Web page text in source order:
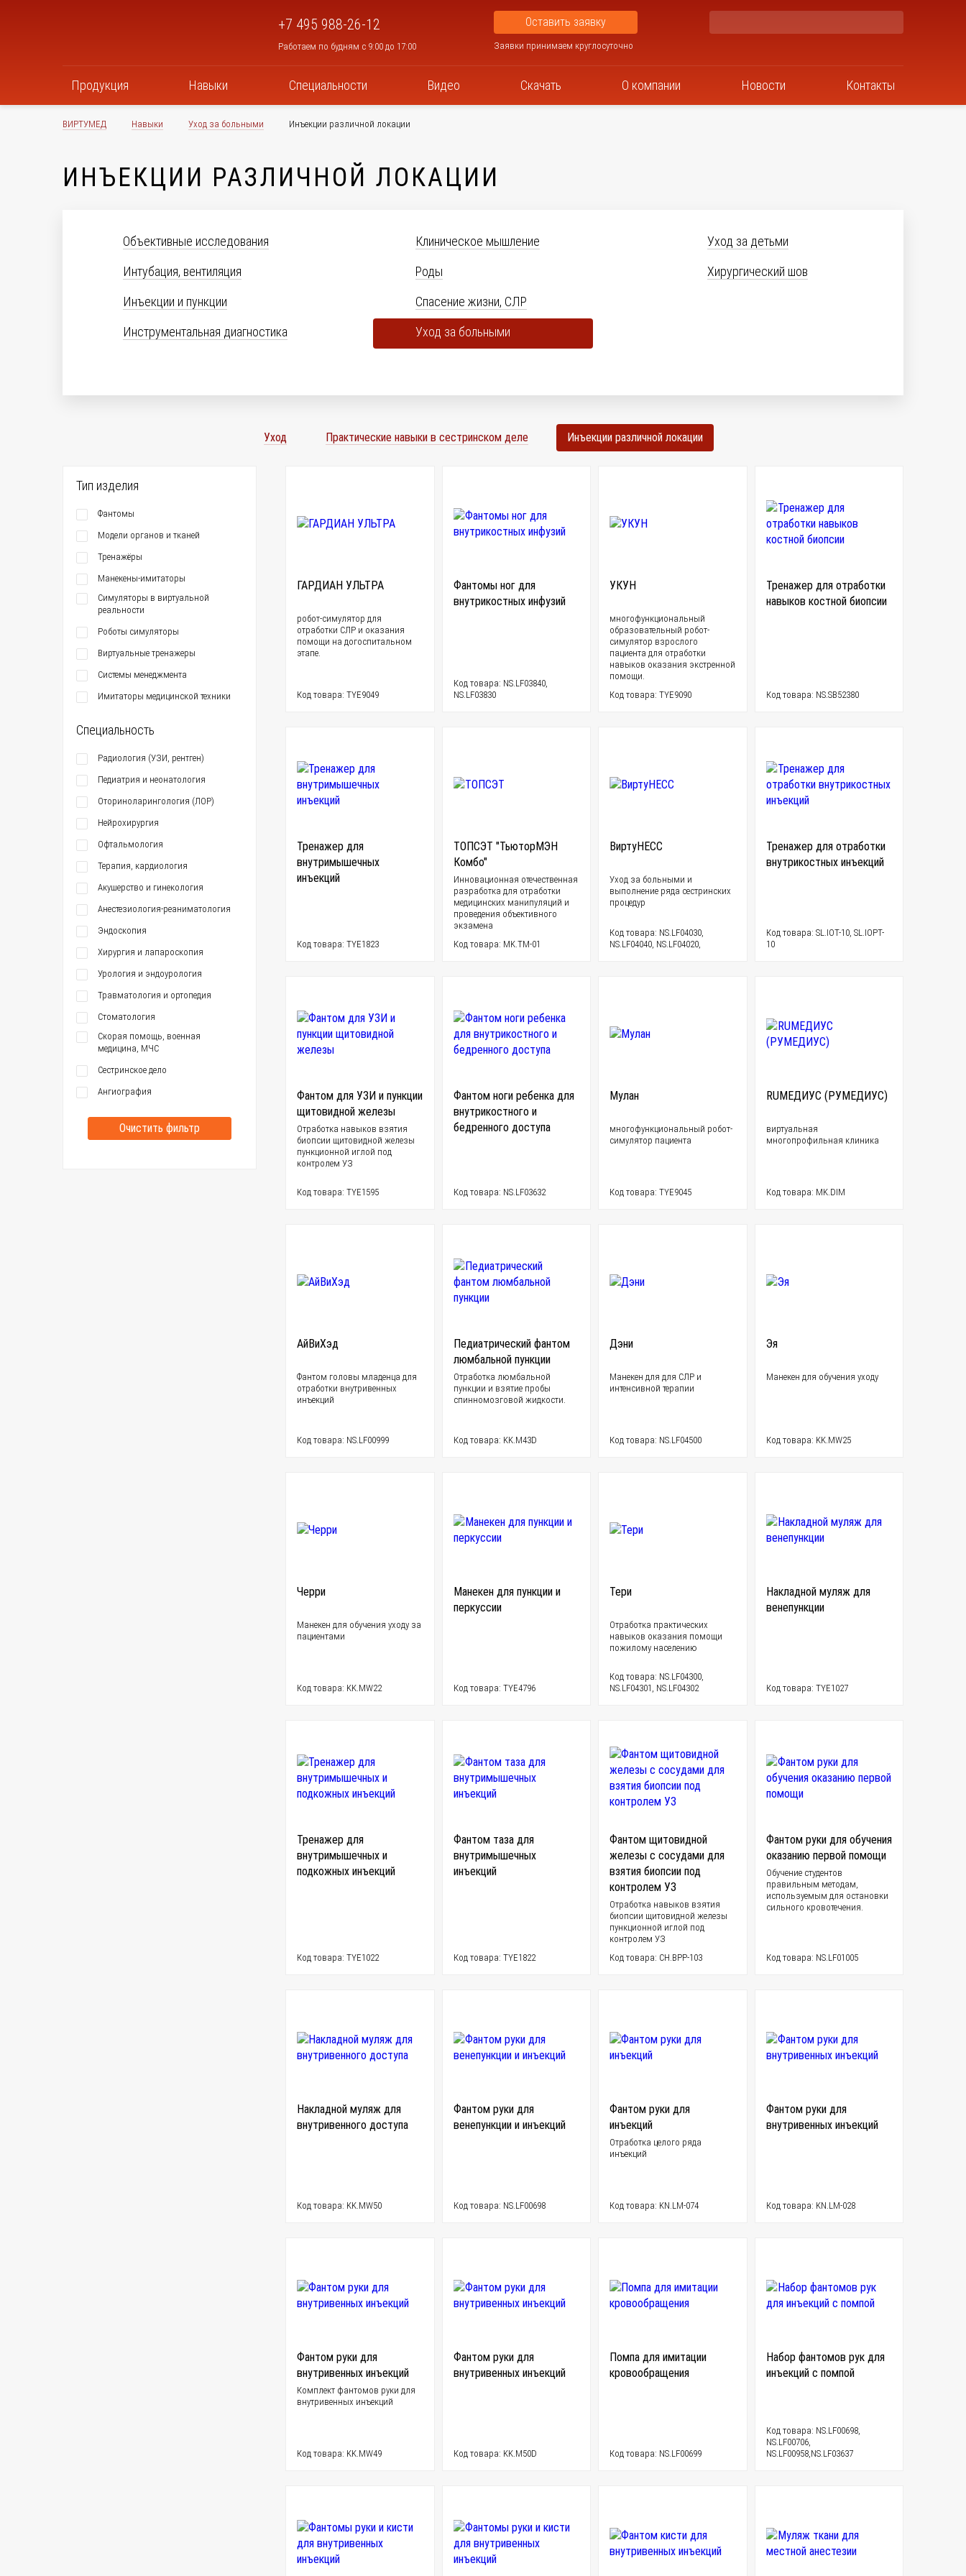
+7 495 988-26-12
Работаем по будням с 9:00 до 17:00
Оставить заявку
Заявки принимаем круглосуточно
Продукция Навыки Специальности Видео Скачать О компании Новости Контакты
ВИРТУМЕД Навыки Уход за больными Инъекции различной локации
ИНЪЕКЦИИ РАЗЛИЧНОЙ ЛОКАЦИИ
Объективные исследования
Интубация, вентиляция
Инъекции и пункции
Инструментальная диагностика
Клиническое мышление
Роды
Спасение жизни, СЛР
Уход за больными
Уход за детьми
Хирургический шов
Уход Практические навыки в сестринском деле Инъекции различной локации
Тип изделия
Фантомы
Модели органов и тканей
Тренажёры
Манекены-имитаторы
Симуляторы в виртуальной
реальности
Роботы симуляторы
Виртуальные тренажеры
Системы менеджмента
Имитаторы медицинской техники
Специальность
Радиология (УЗИ, рентген)
Педиатрия и неонатология
Оториноларингология (ЛОР)
Нейрохирургия
Офтальмология
Терапия, кардиология
Акушерство и гинекология
Анестезиология-реаниматология
Эндоскопия
Хирургия и лапароскопия
Урология и эндоурология
Травматология и ортопедия
Стоматология
Скорая помощь, военная
медицина, МЧС
Сестринское дело
Ангиография
Очистить фильтр
ГАРДИАН УЛЬТРА
робот-симулятор для
отработки СЛР и оказания
помощи на догоспитальном
этапе.
Код товара: TYE9049
Фантомы ног для
внутрикостных инфузий
Код товара: NS.LF03840,
NS.LF03830
УКУН
многофункциональный
образовательный робот-
симулятор взрослого
пациента для отработки
навыков оказания экстренной
помощи.
Код товара: TYE9090
Тренажер для отработки
навыков костной биопсии
Код товара: NS.SB52380
Тренажер для
внутримышечных
инъекций
Код товара: TYE1823
ТОПСЭТ "ТьюторМЭН
Комбо"
Инновационная отечественная
разработка для отработки
медицинских манипуляций и
проведения объективного
экзамена
Код товара: MK.TM-01
ВиртуНЕСС
Уход за больными и
выполнение ряда сестринских
процедур
Код товара: NS.LF04030,
NS.LF04040, NS.LF04020,
Тренажер для отработки
внутрикостных инъекций
Код товара: SL.IOT-10, SL.IOPT-
10
Фантом для УЗИ и пункции
щитовидной железы
Отработка навыков взятия
биопсии щитовидной железы
пункционной иглой под
контролем УЗ
Код товара: TYE1595
Фантом ноги ребенка для
внутрикостного и
бедренного доступа
Код товара: NS.LF03632
Мулан
многофункциональный робот-
симулятор пациента
Код товара: TYE9045
RUМЕДИУС (РУМЕДИУС)
виртуальная
многопрофильная клиника
Код товара: MK.DIM
АйВиХэд
Фантом головы младенца для
отработки внутривенных
инъекций
Код товара: NS.LF00999
Педиатрический фантом
люмбальной пункции
Отработка люмбальной
пункции и взятие пробы
спинномозговой жидкости.
Код товара: KK.M43D
Дэни
Mанекен для для СЛР и
интенсивной терапии
Код товара: NS.LF04500
Эя
Mанекен для обучения уходу
Код товара: KK.MW25
Черри
Манекен для обучения уходу за
пациентами
Код товара: KK.MW22
Манекен для пункции и
перкуссии
Код товара: TYE4796
Тери
Отработка практических
навыков оказания помощи
пожилому населению
Код товара: NS.LF04300,
NS.LF04301, NS.LF04302
Накладной муляж для
венепункции
Код товара: TYE1027
Тренажер для
внутримышечных и
подкожных инъекций
Код товара: TYE1022
Фантом таза для
внутримышечных
инъекций
Код товара: TYE1822
Фантом щитовидной
железы с сосудами для
взятия биопсии под
контролем УЗ
Отработка навыков взятия
биопсии щитовидной железы
пункционной иглой под
контролем УЗ
Код товара: CH.BPP-103
Фантом руки для обучения
оказанию первой помощи
Обучение студентов
правильным методам,
используемым для остановки
сильного кровотечения.
Код товара: NS.LF01005
Накладной муляж для
внутривенного доступа
Код товара: KK.MW50
Фантом руки для
венепункции и инъекций
Код товара: NS.LF00698
Фантом руки для
инъекций
Отработка целого ряда
инъекций
Код товара: KN.LM-074
Фантом руки для
внутривенных инъекций
Код товара: KN.LM-028
Фантом руки для
внутривенных инъекций
Комплект фантомов руки для
внутривенных инъекций
Код товара: KK.MW49
Фантом руки для
внутривенных инъекций
Код товара: KK.M50D
Помпа для имитации
кровообращения
Код товара: NS.LF00699
Набор фантомов рук для
инъекций с помпой
Код товара: NS.LF00698,
NS.LF00706,
NS.LF00958,NS.LF03637